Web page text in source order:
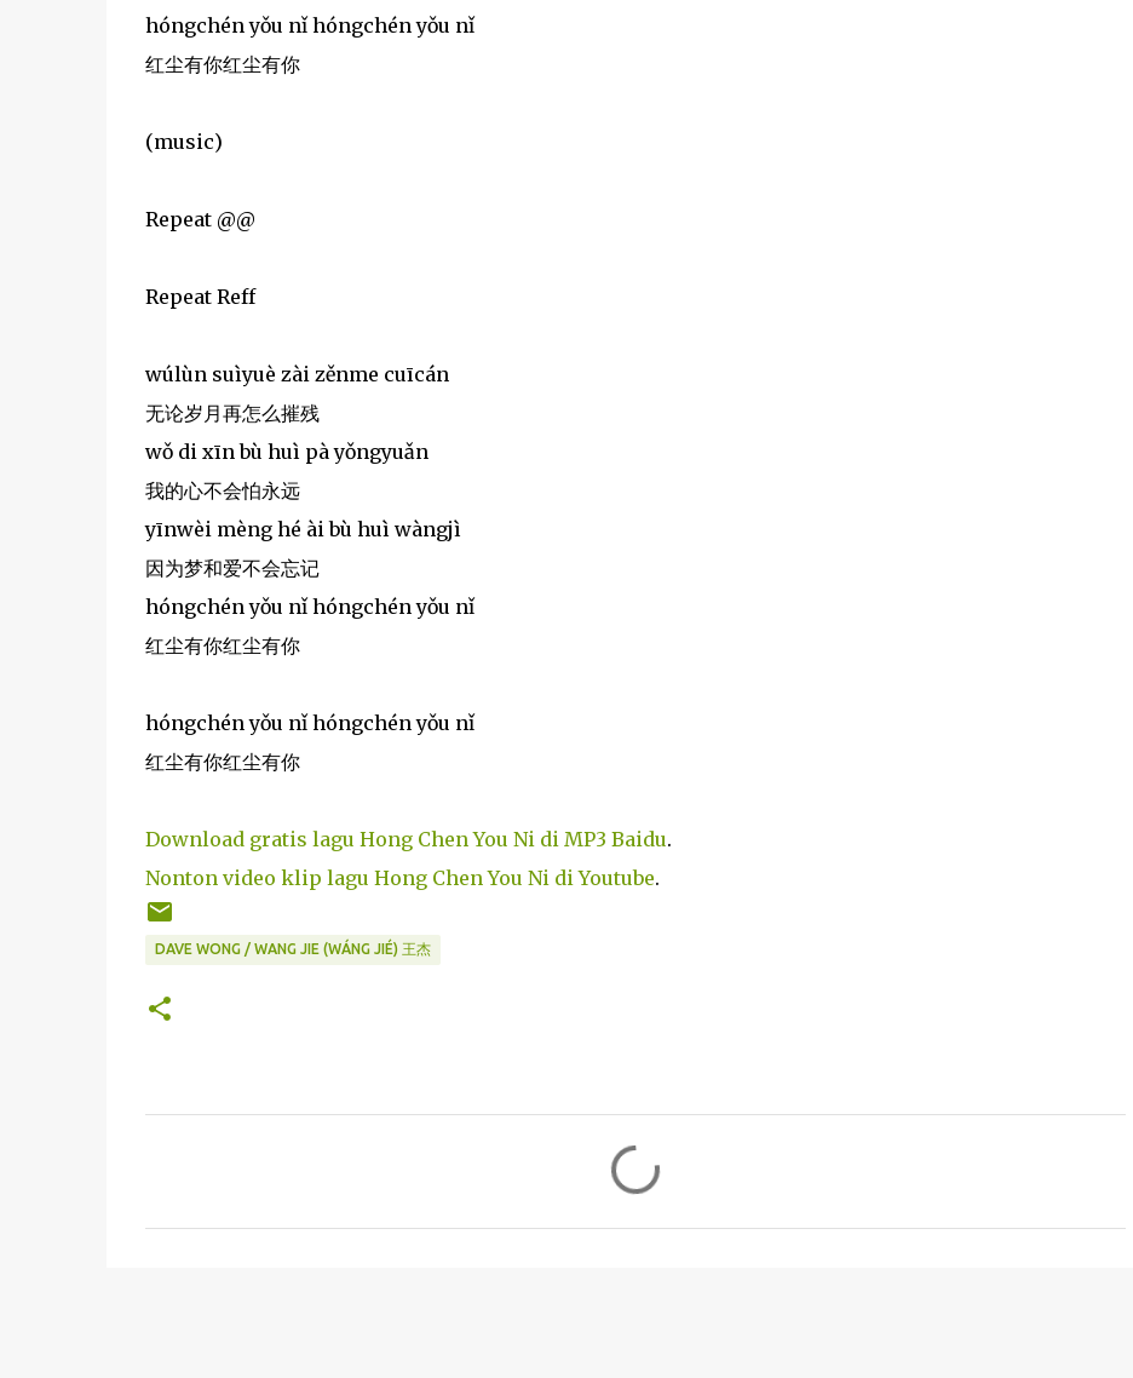
hóngchén yǒu nǐ hóngchén yǒu nǐ
红尘有你红尘有你
(music)
Repeat @@
Repeat Reff
wúlùn suìyuè zài zěnme cuīcán
无论岁月再怎么摧残
wǒ di xīn bù huì pà yǒngyuǎn
我的心不会怕永远
yīnwèi mèng hé ài bù huì wàngjì
因为梦和爱不会忘记
hóngchén yǒu nǐ hóngchén yǒu nǐ
红尘有你红尘有你
hóngchén yǒu nǐ hóngchén yǒu nǐ
红尘有你红尘有你
Download gratis lagu Hong Chen You Ni di MP3 Baidu.
Nonton video klip lagu Hong Chen You Ni di Youtube.
DAVE WONG / WANG JIE (WÁNG JIÉ) 王杰